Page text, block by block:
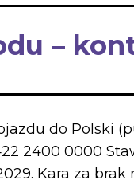
–
do Polski
2400 0000
Kara za